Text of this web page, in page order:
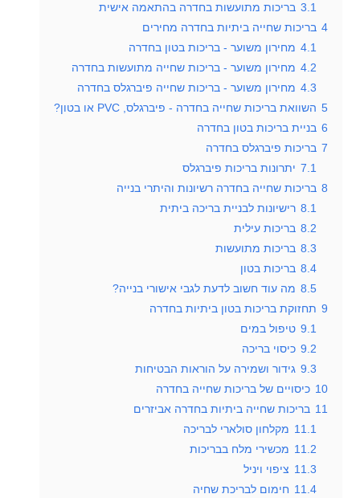
3.1 בריכות מתועשות בחדרה בהתאמה אישית
4 בריכות שחייה ביתיות בחדרה מחירים
4.1 מחירון משוער - בריכות בטון בחדרה
4.2 מחירון משוער - בריכות שחייה מתועשות בחדרה
4.3 מחירון משוער - בריכות שחייה פיברגלס בחדרה
5 השוואת בריכות שחייה בחדרה - פיברגלס, PVC או בטון?
6 בניית בריכות בטון בחדרה
7 בריכות פיברגלס בחדרה
7.1 יתרונות בריכות פיברגלס
8 בריכות שחייה בחדרה רשיונות והיתרי בנייה
8.1 רישיונות לבניית בריכה ביתית
8.2 בריכות עילית
8.3 בריכות מתועשות
8.4 בריכות בטון
8.5 מה עוד חשוב לדעת לגבי אישורי בנייה?
9 תחזוקת בריכות בטון ביתיות בחדרה
9.1 טיפול במים
9.2 כיסוי בריכה
9.3 גידור ושמירה על הוראות הבטיחות
10 כיסויים של בריכות שחייה בחדרה
11 בריכות שחייה ביתיות בחדרה אביזרים
11.1 מקלחון סולארי לבריכה
11.2 מכשירי מלח בבריכות
11.3 ציפוי ויניל
11.4 חימום לבריכת שחיה